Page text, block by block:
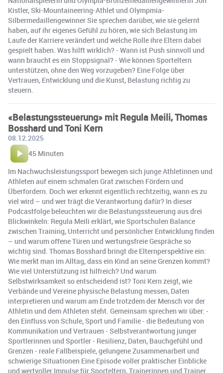
Kistler, Ski-Mountaineering-Athlet und Olympmia-
Silbermedaillengewinner Sie sprechen darüber, wie sie gelernt
haben, auf ihr eigenes Gefühl zu hören, wie sich Belastung im
Laufe der Karriere verändert und welche Rolle ihre Eltern dabei
gespielt haben. Was hilft wirklich? - Wann ist Push sinnvoll und
wann braucht es ein Stoppsignal? - Wie können Sporteltern
unterstützen, ohne den Weg vorzugeben? Eine Folge über
Vertrauen, Entwicklung und die Kunst, Belastung richtig zu
steuern.
«Belastungssteuerung» mit Regula Meili, Thomas
Bosshard und Toni Kern
08.12.2025
45 Minuten
Im Nachwuchsleistungssport bewegen sich junge Athletinnen und
Athleten auf einem schmalen Grat zwischen Fördern und
Überfordern. Doch wer erkennt eigentlich rechtzeitig, wann es zu
viel wird – und wer trägt die Verantwortung dafür? In dieser
Podcastfolge beleuchten wir die Belastungssteuerung aus drei
Blickwinkeln: Regula Meili erklärt, wie Sportschulen Balance
zwischen Training, Unterricht und persönlicher Entwicklung finden
– und warum offene Türen und wertungsfreie Gespräche so
wichtig sind. Thomas Bosshard bringt die Elternperspektive ein:
Wie merkt man im Alltag, dass ein Kind an seine Grenzen kommt?
Wie viel Unterstützung ist hilfreich? Und warum
Selbstwirksamkeit so entscheidend ist? Toni Kern zeigt, wie
Verbände und Vereine physische Belastung messen, Daten
interpretieren und warum am Ende trotzdem der Mensch vor der
Athletin und dem Athleten steht. Gemeinsam sprechen wir über: -
den Einfluss von Schule, Sport und Familie - die Bedeutung von
Kommunikation und Vertrauen - Selbstverantwortung junger
Sportlerinnen und Sportler - Resilienz, Daten, Bauchgefühl und
Grenzen - reale Fallbeispiele, gelungene Zusammenarbeit und
schwierige Situationen Eine Episode voller praktischer Einblicke
und wertvoller Impulse für Sporteltern, Trainerinnen und Trainer